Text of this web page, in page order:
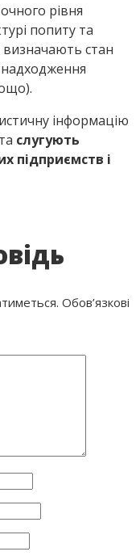
рівня
попиту та
визначають стан
надходження
інформацію
слугують
підприємств і
Обов’язкові